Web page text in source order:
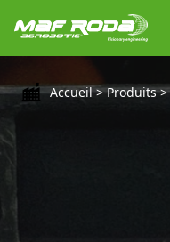
Accueil> Produits>